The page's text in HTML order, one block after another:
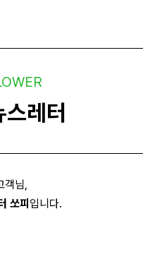
레터
객님,
쏘피 입니다.